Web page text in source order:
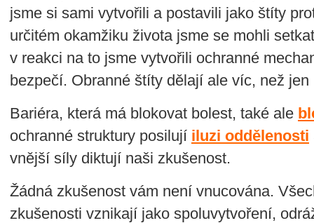
jsme si sami vytvořili a postavili jako štíty
určitém okamžiku života jsme se mohli
v reakci na to jsme vytvořili ochranné
bezpečí. Obranné štíty dělají ale víc, než
Bariéra, která má blokovat bolest, také ale
ochranné struktury posilují iluzi oddělenosti
vnější síly diktují naši zkušenost.
Žádná zkušenost vám není vnucována.
zkušenosti vznikají jako spoluvytvoření,